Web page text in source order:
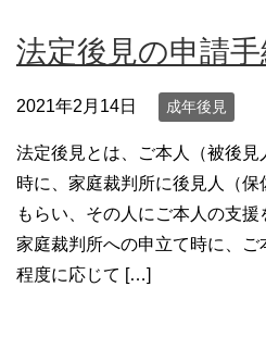
法定後見の申請手
2021年2月14日 成年後見
法定後見とは、ご本人（被後
時に、家庭裁判所に後見人（
もらい、その人にご本人の支援
家庭裁判所への申立て時に、
程度に応じて […]